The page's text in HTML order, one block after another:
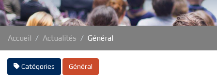
Accueil Actualités Général
Catégories Général